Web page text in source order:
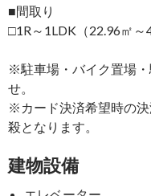
■間取り
□1R～1LDK（22.96㎡～
※駐車場・バイク置場
せ。
※カード決済希望時の
殺となります。
建物設備